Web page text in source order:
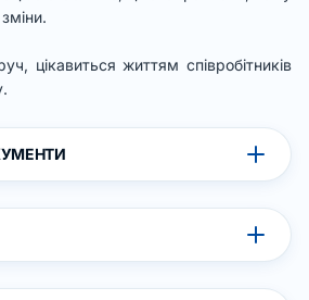
зміни.
цікавиться життям співробітників